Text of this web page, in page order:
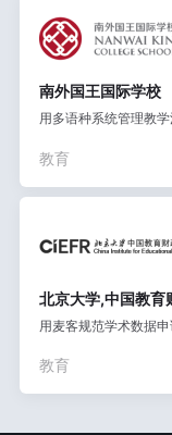
南外国王国际学校
用多语种系统管理教
教育
北京大学,中国教育
用麦客规范学术数据
教育